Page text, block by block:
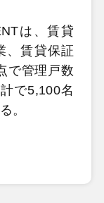
は、賃貸
、賃貸保証
で管理戸数
で5,100名
。